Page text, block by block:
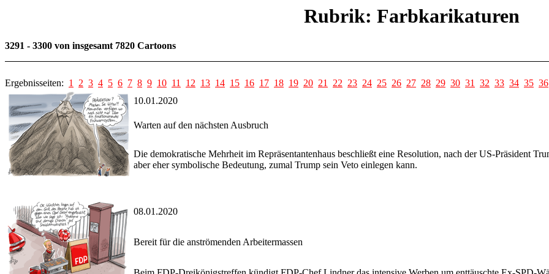
Rubrik: Farbkarikaturen
3291 - 3300 von insgesamt 7820 Cartoons
Ergebnisseiten: 1 2 3 4 5 6 7 8 9 10 11 12 13 14 15 16 17 18 19 20 21 22 23 24 25 26 27 28 29 30 31 32 33 34 35 36
10.01.2020
Warten auf den nächsten Ausbruch
Die demokratische Mehrheit im Repräsentantenhaus beschließt eine Resolution, nach der US-Präsident
aber eher symbolische Bedeutung, zumal Trump sein Veto einlegen kann.
08.01.2020
Bereit für die anströmenden Arbeitermassen